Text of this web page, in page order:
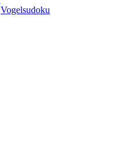
Vogelsudoku